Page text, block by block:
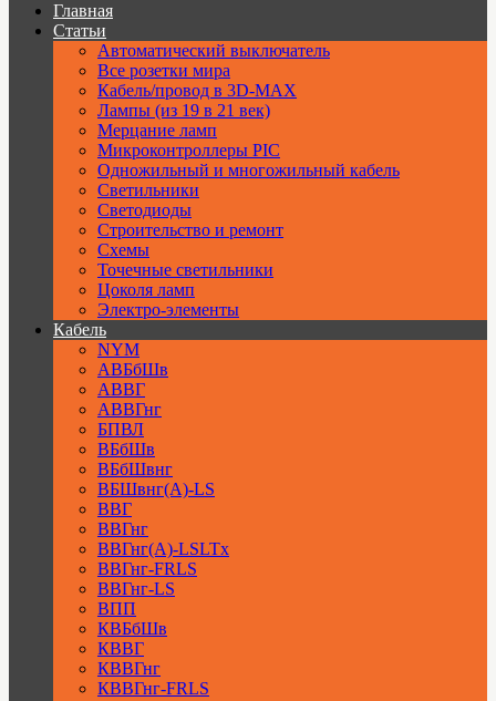
Главная
Статьи
Автоматический выключатель
Все розетки мира
Кабель/провод в 3D-MAX
Лампы (из 19 в 21 век)
Мерцание ламп
Микроконтроллеры PIC
Одножильный и многожильный кабель
Светильники
Светодиоды
Строительство и ремонт
Схемы
Точечные светильники
Цоколя ламп
Электро-элементы
Кабель
NYM
АВБбШв
АВВГ
АВВГнг
БПВЛ
ВБбШв
ВБбШвнг
ВБШвнг(А)-LS
ВВГ
ВВГнг
ВВГнг(А)-LSLTx
ВВГнг-FRLS
ВВГнг-LS
ВПП
КВБбШв
КВВГ
КВВГнг
КВВГнг-FRLS